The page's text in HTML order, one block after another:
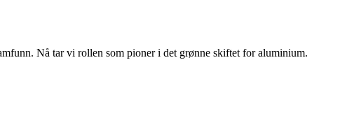
Nå tar vi rollen som pioner i det grønne skiftet for aluminium.